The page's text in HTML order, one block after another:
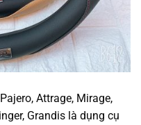
Attrage, Mirage,
Grandis là dụng cụ